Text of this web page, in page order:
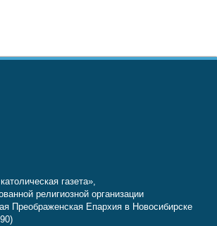
газета»,
религиозной организации
Преображенская Епархия в Новосибирске